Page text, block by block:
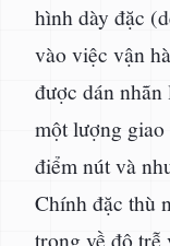
hình dày đặc
vào việc vận
được dán
một lượng
điểm nút và
Chính đặc thù
trọng về độ trễ